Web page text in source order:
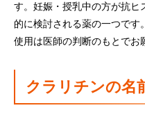
す。妊娠・授乳中の方が抗ヒ
的に検討される薬の一つです。
使用は医師の判断のもとでお
クラリチンの名